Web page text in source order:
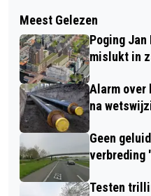
VACCINATIES EN
ZORGEN VOOR
DC PICNIC
NIEUWKOMER IN
Meest Gelezen
Poging
mislukt in
Alarm over
na
Geen
verbreding
Testen